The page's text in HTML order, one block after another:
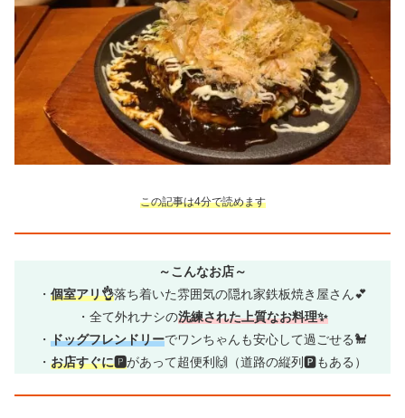
この記事は4分で読めます
～こんなお店～
・ 個室アリ👌落ち着いた雰囲気の隠れ家鉄板焼き屋さん💕
・全て外れナシの洗練された上質なお料理✨
・ ドッグフレンドリーでワンちゃんも安心して過ごせる🐩
・ お店すぐに🅿があって超便利🙌（道路の縦列🅿もある）